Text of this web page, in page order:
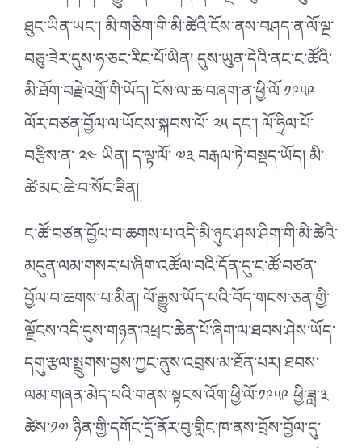
ཐུང་ཡིན་ཡང༌། མི་གཅིག་གི་མི་ཚེའི་ངོས་ནས་བཤད་ན་ལོ་ལྔ་
བཅུ་ཟེར་དུས་ཧ་ཅང་རིང་པོ་ཡིན། དུས་ཡུན་དེའི་ནང་ང་ཚོའི་
མི་ཐོག་བརྗེ་འགྲོ་གི་ཡོད། ངོས་ལ་ཆ་བཞག་ན་ཕྱི་ལོ ༡༩༥༩
ལོར་བཙན་བྱོལ་ལ་ཡོངས་སྐབས་ལོ་ ༢༥ དང༌། ལོ་ཧྲིལ་པོ་
བརྩིས་ན་ ༢༤ ཡིན། ད་ལྟ་ལོ་ ༧༣ བརྒལ་ཏེ་བསྡད་ཡོད། མི་
ཚེ་མང་ཆེ་བ་སོང་ཟིན།
ང་ཚོ་བཙན་བྱོལ་བ་ཆགས་པ་འདི་མི་ཉུང་ཤས་ཤིག་གི་མི་ཚེའི་
མདུན་ལམ་གསར་པ་ཞིག་འཚོལ་བའི་དོན་དུ་ང་ཚོ་བཙན་
བྱོལ་བ་ཆགས་པ་མིན། ལོ་རྒྱུས་ཡོད་པའི་བོད་གངས་ཅན་གྱི་
ལྗོངས་འདི་དུས་གཉན་འཕྲང་ཆེན་པོ་ཞིག་ལ་ཐབས་ཤེས་ཡོད་
དགུ་རྩལ་སྤྲུགས་བྱས་ཀྱང་ནུས་འབྲས་མ་ཐོན་པར། ཐབས་
ལམ་གཞན་མེད་པའི་གནས་སྟངས་འོག་ཕྱི་ལོ་༡༩༥༩ ཕྱི་ཟླ་༣
ཚེས་༡༧ ཉིན་གྱི་དགོང་དྲོ་ནོར་བུ་གླིང་ཁ་ནས་བྲོས་བྱོལ་དུ་